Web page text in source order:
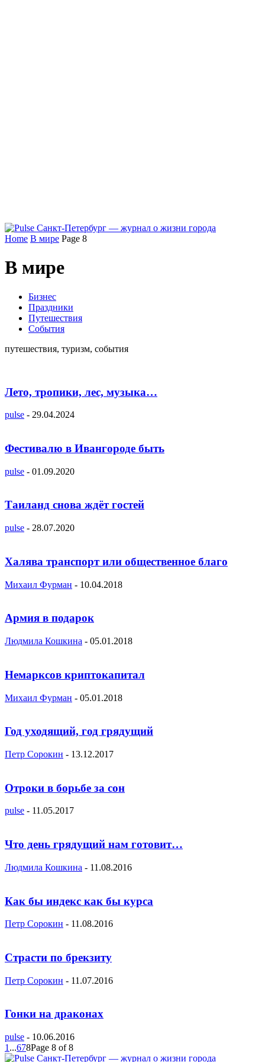
Home В мире Page 8
В мире
Бизнес
Праздники
Путешествия
События
путешествия, туризм, события
Лето, тропики, лес, музыка…
pulse - 29.04.2024
Фестивалю в Ивангороде быть
pulse - 01.09.2020
Таиланд снова ждёт гостей
pulse - 28.07.2020
Халява транспорт или общественное благо
Михаил Фурман - 10.04.2018
Армия в подарок
Людмила Кошкина - 05.01.2018
Немарксов криптокапитал
Михаил Фурман - 05.01.2018
Год уходящий, год грядущий
Петр Сорокин - 13.12.2017
Отроки в борьбе за сон
pulse - 11.05.2017
Что день грядущий нам готовит…
Людмила Кошкина - 11.08.2016
Как бы индекс как бы курса
Петр Сорокин - 11.08.2016
Страсти по брекзиту
Петр Сорокин - 11.07.2016
Гонки на драконах
pulse - 10.06.2016
1 ...678Page 8 of 8